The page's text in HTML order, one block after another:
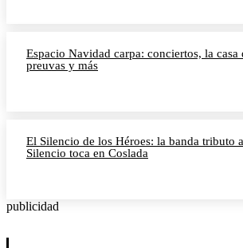
Espacio Navidad carpa: conciertos, la casa
preuvas y más
El Silencio de los Héroes: la banda tributo
Silencio toca en Coslada
publicidad